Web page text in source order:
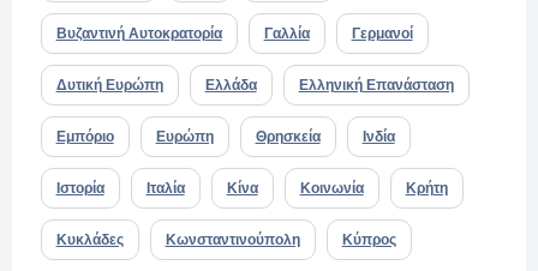
Βυζαντινή Αυτοκρατορία Γαλλία Γερμανοί
Δυτική Ευρώπη Ελλάδα Ελληνική Επανάσταση
Εμπόριο Ευρώπη Θρησκεία Ινδία
Ιστορία Ιταλία Κίνα Κοινωνία Κρήτη
Κυκλάδες Κωνσταντινούπολη Κύπρος